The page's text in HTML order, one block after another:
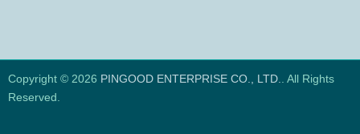
Copyright © 2026 PINGOOD ENTERPRISE CO., LTD.
. All Rights
Reserved.